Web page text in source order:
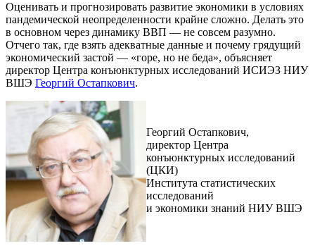
Оценивать и прогнозировать развитие экономики в условиях
пандемической неопределенности крайне сложно. Делать это
в основном через динамику ВВП — не совсем разумно.
Отчего так, где взять адекватные данные и почему грядущий
экономический застой — «горе, но не беда», объясняет
директор Центра конъюнктурных исследований ИСИЭЗ НИУ
ВШЭ Георгий Остапкович.
Георгий Остапкович,
директор Центра
конъюнктурных исследований
(ЦКИ)
Института статистических
исследований
и экономики знаний НИУ ВШЭ